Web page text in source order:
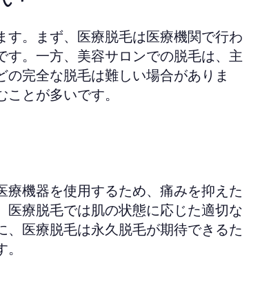
。まず、医療脱毛は医療機関で行わ
。一方、美容サロンでの脱毛は、主
完全な脱毛は難しい場合がありま
とが多いです。
機器を使用するため、痛みを抑えた
療脱毛では肌の状態に応じた適切な
医療脱毛は永久脱毛が期待できるた